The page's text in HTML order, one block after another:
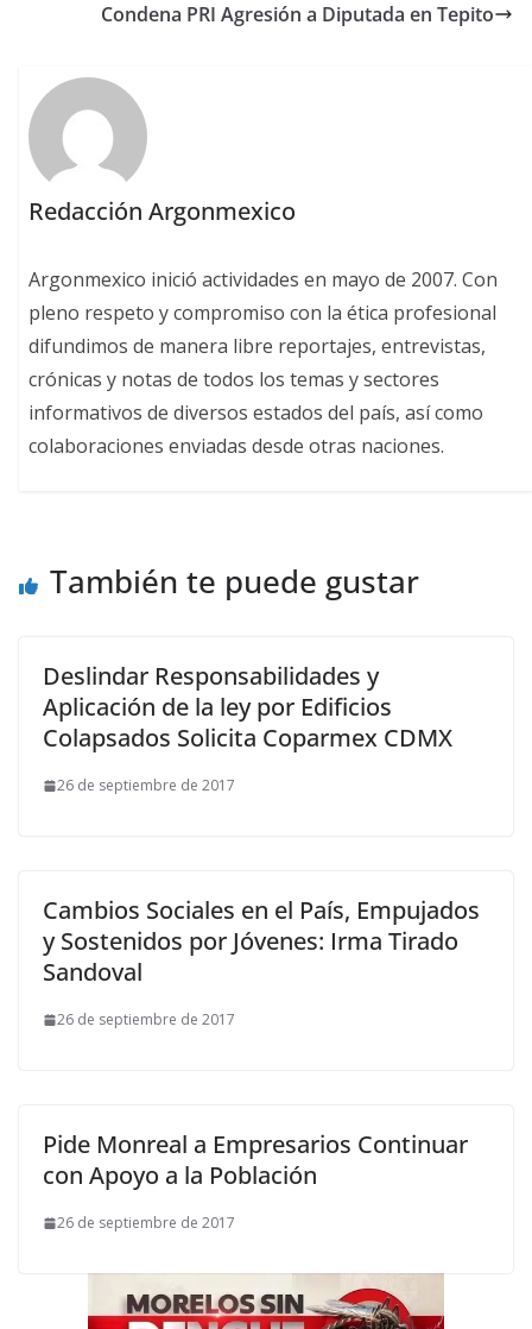
Condena PRI Agresión a Diputada en Tepito
Redacción Argonmexico
Argonmexico inició actividades en mayo de 2007. Con
pleno respeto y compromiso con la ética profesional
difundimos de manera libre reportajes, entrevistas,
crónicas y notas de todos los temas y sectores
informativos de diversos estados del país, así como
colaboraciones enviadas desde otras naciones.
También te puede gustar
Deslindar Responsabilidades y
Aplicación de la ley por Edificios
Colapsados Solicita Coparmex CDMX
26 de septiembre de 2017
Cambios Sociales en el País, Empujados
y Sostenidos por Jóvenes: Irma Tirado
Sandoval
26 de septiembre de 2017
Pide Monreal a Empresarios Continuar
con Apoyo a la Población
26 de septiembre de 2017